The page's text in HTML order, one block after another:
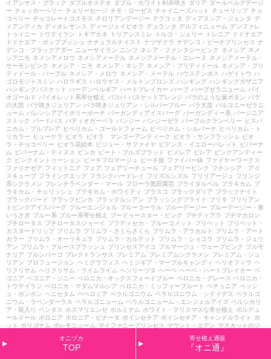
イアンサス・ブラック
ダブルオステオ ダブル・ホワイト剣弁咲き ダリア ダールベルグデージ
ー チェッカーベリー チェリーセージ チモ・ローゼス チャイニーズハット チューリップ チョ
コベリー チョコレートコスモス チロリアンデージー テラコッタ ディアスシア・ジェンタ
デ
ィアンディカ ディオレサンス ディージェイビオラ デュランタ デルフィニューム デンファレ
トゥイニー
トウテイラン トキアカネ トリアシスミレ トルコ・シェリー トレニア
ドドナエア
ドドナエア・ポップブッシュ
ナチュラルテイスト ナツザクラ ナデシコ・ピーチプリンセス ナ
デシコ・ブラックアダー
ニューサイラン ニンフ ネシア・ファンタジーピンク ネメシア ネメ
シアニモ ネメシアメロウ ネメシアメーテル ネメシアメーテル・エレーヌ
ネメシアメーテル・
サーモンピンク
ネメシア・ニモ ネメシア・ネシア ネメシア・プリティドール ネメシア・プリ
ティドール・パープル ネメシア・メロウ ネメシア・メーテル ハウステンボス ハゲイトウ ハ
ゴロモジャスミン ハロラギス ハロラゲス・メルトンブロンズ ハンギング ハンギングガザニア
ハンギングバスケット
ハーデンベルギア ハートブレイカー ハーブ ハーブゼラニューム バイ
オゴールド バイオレット系寄せ植え バコパ バスケットアレンジ バラのような葉ボタン バラ
の大苗 バラ咲きジュリアン バラ咲きジュリアン・シルバーブルー バラ大苗 バルコニーゼラニ
ューム バレンシアアイボリーポーチ バーガンディアイスバーグ バーガンディー系 バージニア
ストック
バードバス パティオガーベラ パンジー パンジーゼラ パープルクランベリー
ヒスパ
ニカム・プルプレア
ヒペリカム・ゴールドフォーム ヒペリカム・シルバーナ
ヒペリカム・ト
リカラー
ヒューケラ ビオラ ビオラ マンゴーアンティーク ビオラ・サンフラッシュ
ビオ
ラ・チョコベリー
ビオラ花絵本 ビジュー・サファイヤ ビデンス・イエローパレット
ビバーナ
ム
ビバーナム・ティヌス ビンカ ビート・ブルズブラッド ピメレア ピレア
ピンクアンティー
ク
ピンクイントゥーション ピーチフロマージュ ピーチ姫 ファイバー鉢 ファイヤーワークス
ファリナセア フィットニア フェア フェアリーチュール フェアリーピンク
フチンシア・アイ
スキューブ フライングエッグ フランクハードレイ フリズルシズル フリリアージュ
フリンジ
系シクラメン フレンチラベンダー・マール フローラ黒田園芸 ブライダルベル ブラキカム ブ
ラキカム・チェリッシュ
ブラキカム・ホワイティ ブラスコ ブラックダリア ブラックナイト
ブラックバード ブラックビンカ ブラックルシアン ブラッシングブライド ブリキ ブリリアン
トピンクアイスバーグ ブルーエンジェル ブルーコーラル ブルーデージー ブルーデージー・青
いうさぎ ブルー系 ブルー系寄せ植え ブードゥースター・ピンク プチティアラ
プチマカロン
プチロータス
プチロータスジョーイ プラティセカ・ブルーコメット プリペット
プリペット・
カスタードリップ プリムラ プリムラ・さくらさくら プリムラ・アラカルト
プリムラ・アート
カラー プリムラ・オーリキュラ プリムラ・カルテット プリムラ・ショコラ
プリムラ・ジュリ
アン プリムラ・ブルースプラッシュ プリンセスアイコ プルマージュ・ウェーブピンク
プルモ
ナリア プルンパーゴ プレクトランサス プレミアム プレミアムシクラメン プレミアム・ジュ
リアン プロフュージョン ヘミグラフィス ヘミジギア・マーブルキャンディ ヘリオフィラ ヘ
リクリサム ヘリクリサム・ライムライム ヘンリーヅタ ヘーベ ヘーベ・ハートブレイカー ベ
ゴニア ベゴニア・ジニー ベロニカ・オックスフォードブルー ベロニカ・グレース ベロニカ・
トウテイラン ベロニカ・マダムマルシア ベロニカ・ミッフィープルート ペチュニア ペッシ
ュ・ボンボン ペニセタム ペペロミア ペラルゴニウム ペラルゴニウム・シドイデス ペラルゴ
ニウム・ラベンダーラス ペラルゴニューム ペラルゴニューム・エンジェルアイズ ペルシカリ
ア・斑入り ペンタス ホスマリエンゼ ホルミナム ホワイト・クリスマスな寄せ植え
ボルデュ
ールドール ボロニア ボロニア・ピナータ ポインセチア ポインセチア・キャンドルライト
ポ
ット
ポリゴナム ポレモニューム マイファニープリンセス マウント・エデン マスカットのジ
マーガレット・パーカッション マーガレット・ペパーミント マーガレッ
マーガレット・モモコ マーシャリア ミカニア
オニヅカ
TOP
寄せ植え通販
『オニ通』